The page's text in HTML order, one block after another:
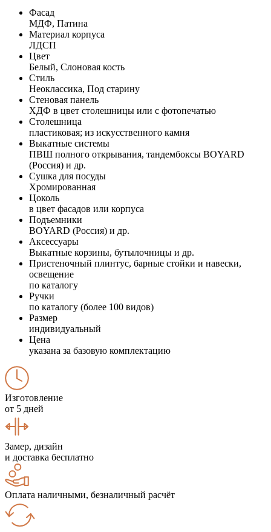
Фасад
МДФ, Патина
Материал корпуса
ЛДСП
Цвет
Белый, Слоновая кость
Стиль
Неоклассика, Под старину
Стеновая панель
ХДФ в цвет столешницы или с фотопечатью
Столешница
пластиковая; из искусственного камня
Выкатные системы
ПВШ полного открывания, тандембоксы BOYARD
(Россия) и др.
Сушка для посуды
Хромированная
Цоколь
в цвет фасадов или корпуса
Подъемники
BOYARD (Россия) и др.
Аксессуары
Выкатные корзины, бутылочницы и др.
Пристеночный плинтус, барные стойки и навески,
освещение
по каталогу
Ручки
по каталогу (более 100 видов)
Размер
индивидуальный
Цена
указана за базовую комплектацию
Изготовление
от 5 дней
Замер, дизайн
и доставка бесплатно
Оплата наличными, безналичный расчёт